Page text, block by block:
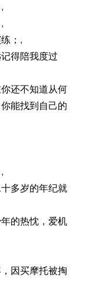
,
,
； ,
得陪我度过
还不知道从何
能找到自己的
,
十多岁的年纪就
的热忱，爱机
因买摩托被掏